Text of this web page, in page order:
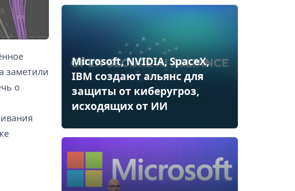
заметили
о
Microsoft, NVIDIA, SpaceX,
IBM создают альянс для
защиты от киберугроз,
исходящих от ИИ